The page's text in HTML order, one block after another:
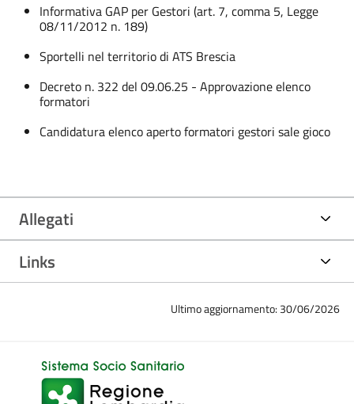
Informativa GAP per Gestori (art. 7, comma 5, Legge
08/11/2012 n. 189)
Sportelli nel territorio di ATS Brescia
Decreto n. 322 del 09.06.25 - Approvazione elenco
formatori
Candidatura elenco aperto formatori gestori sale gioco
Allegati
Links
Ultimo aggiornamento: 30/06/2026